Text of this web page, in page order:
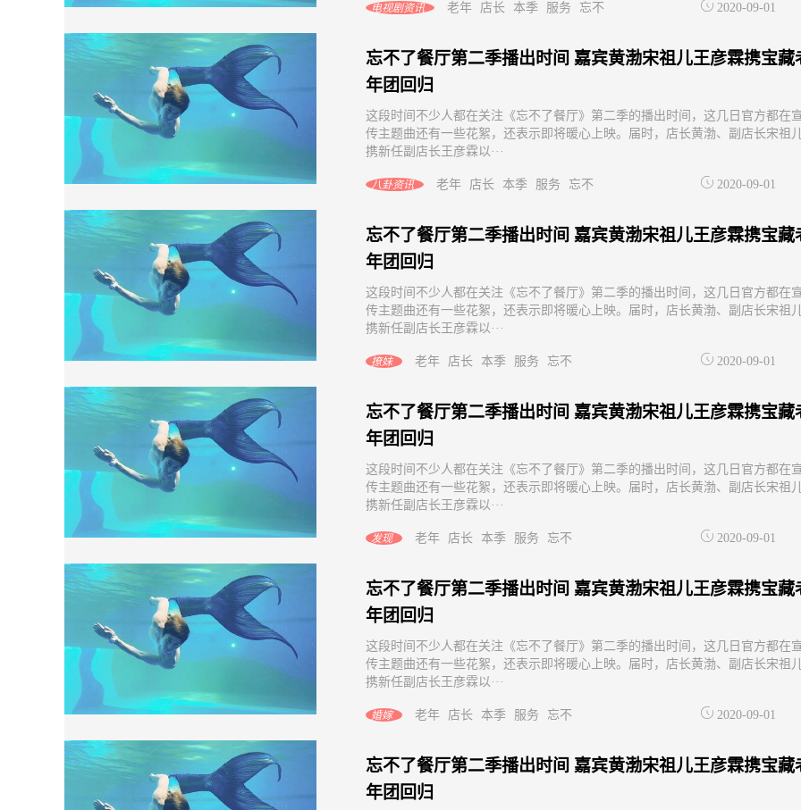
电视剧资讯 老年 店长 本季 服务 忘不 2020-09-01
忘不了餐厅第二季播出时间 嘉宾黄渤宋祖儿王彦霖携宝藏
年团回归
这段时间不少人都在关注《忘不了餐厅》第二季的播出时间，这几日官方都在
传主题曲还有一些花絮，还表示即将暖心上映。届时，店长黄渤、副店长宋祖
携新任副店长王彦霖以···
八卦资讯 老年 店长 本季 服务 忘不 2020-09-01
忘不了餐厅第二季播出时间 嘉宾黄渤宋祖儿王彦霖携宝藏
年团回归
这段时间不少人都在关注《忘不了餐厅》第二季的播出时间，这几日官方都在
传主题曲还有一些花絮，还表示即将暖心上映。届时，店长黄渤、副店长宋祖
携新任副店长王彦霖以···
撩妹 老年 店长 本季 服务 忘不 2020-09-01
忘不了餐厅第二季播出时间 嘉宾黄渤宋祖儿王彦霖携宝藏
年团回归
这段时间不少人都在关注《忘不了餐厅》第二季的播出时间，这几日官方都在
传主题曲还有一些花絮，还表示即将暖心上映。届时，店长黄渤、副店长宋祖
携新任副店长王彦霖以···
发现 老年 店长 本季 服务 忘不 2020-09-01
忘不了餐厅第二季播出时间 嘉宾黄渤宋祖儿王彦霖携宝藏
年团回归
这段时间不少人都在关注《忘不了餐厅》第二季的播出时间，这几日官方都在
传主题曲还有一些花絮，还表示即将暖心上映。届时，店长黄渤、副店长宋祖
携新任副店长王彦霖以···
婚嫁 老年 店长 本季 服务 忘不 2020-09-01
忘不了餐厅第二季播出时间 嘉宾黄渤宋祖儿王彦霖携宝藏
年团回归